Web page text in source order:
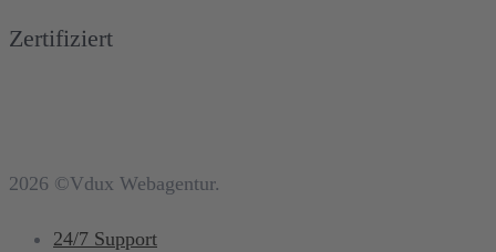
Zertifiziert
2026 ©Vdux Webagentur.
24/7 Support